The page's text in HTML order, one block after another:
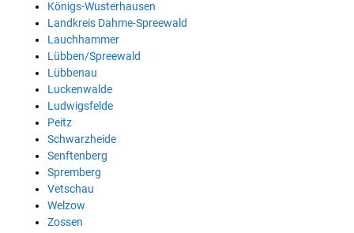
Königs-Wusterhausen
Landkreis Dahme-Spreewald
Lauchhammer
Lübben/Spreewald
Lübbenau
Luckenwalde
Ludwigsfelde
Peitz
Schwarzheide
Senftenberg
Spremberg
Vetschau
Welzow
Zossen